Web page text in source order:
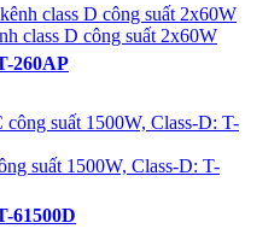
class D công suất 2x60W
260AP
suất 1500W, Class-D: T-
61500D